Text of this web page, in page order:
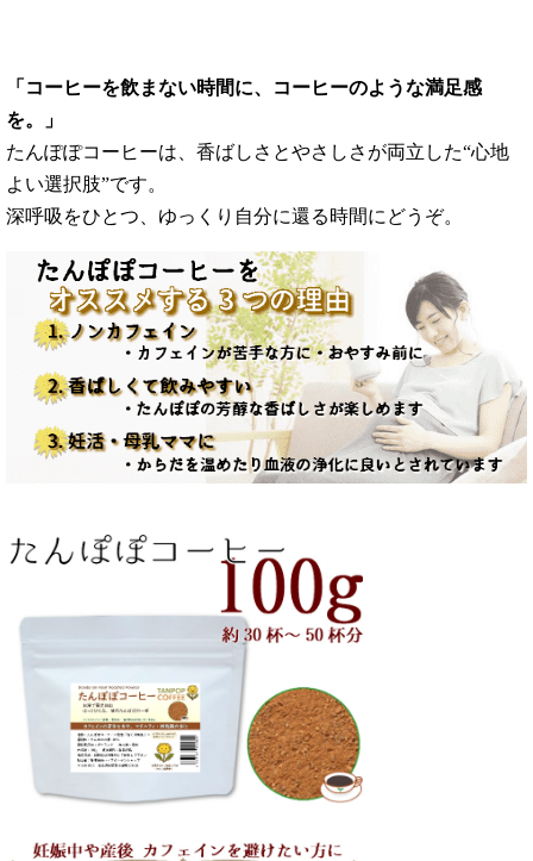
「コーヒーを飲まない時間に、コーヒーのような満足感
を。」
たんぽぽコーヒーは、香ばしさとやさしさが両立した“心地
よい選択肢”です。
深呼吸をひとつ、ゆっくり自分に還る時間にどうぞ。